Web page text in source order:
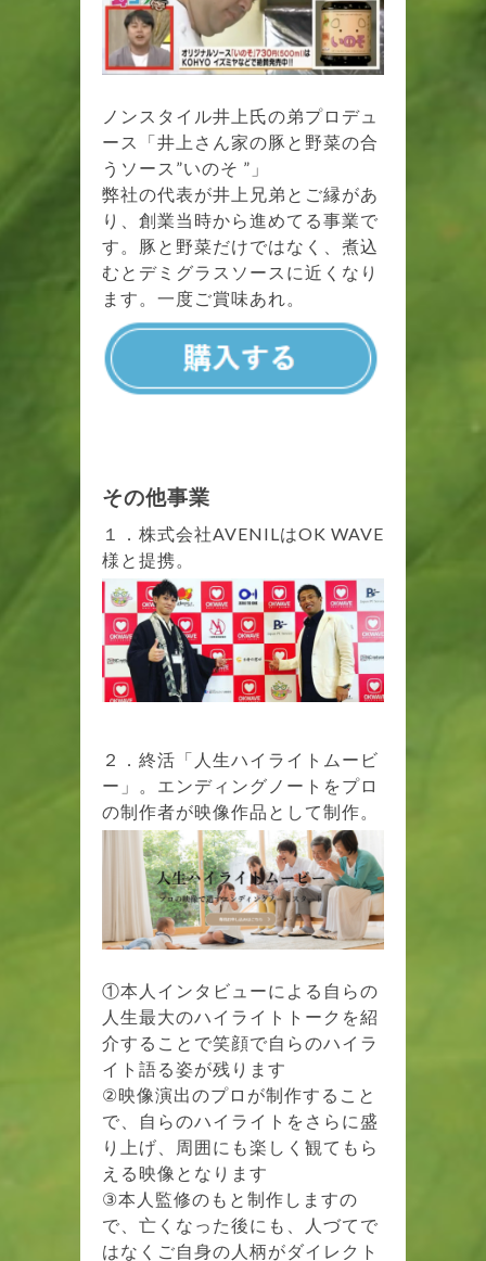
ノンスタイル井上氏の弟プロデュ
ース「井上さん家の豚と野菜の合
うソース”いのそ ”」
弊社の代表が井上兄弟とご縁があ
り、創業当時から進めてる事業で
す。豚と野菜だけではなく、煮込
むとデミグラスソースに近くなり
ます。一度ご賞味あれ。
その他事業
１．株式会社AVENILはOK WAVE
様と提携。
２．終活「人生ハイライトムービ
ー」。エンディングノートをプロ
の制作者が映像作品として制作。
①本人インタビューによる自らの
人生最大のハイライトトークを紹
介することで笑顔で自らのハイラ
イト語る姿が残ります
②映像演出のプロが制作すること
で、自らのハイライトをさらに盛
り上げ、周囲にも楽しく観てもら
える映像となります
③本人監修のもと制作しますの
で、亡くなった後にも、人づてで
はなくご自身の人柄がダイレクト